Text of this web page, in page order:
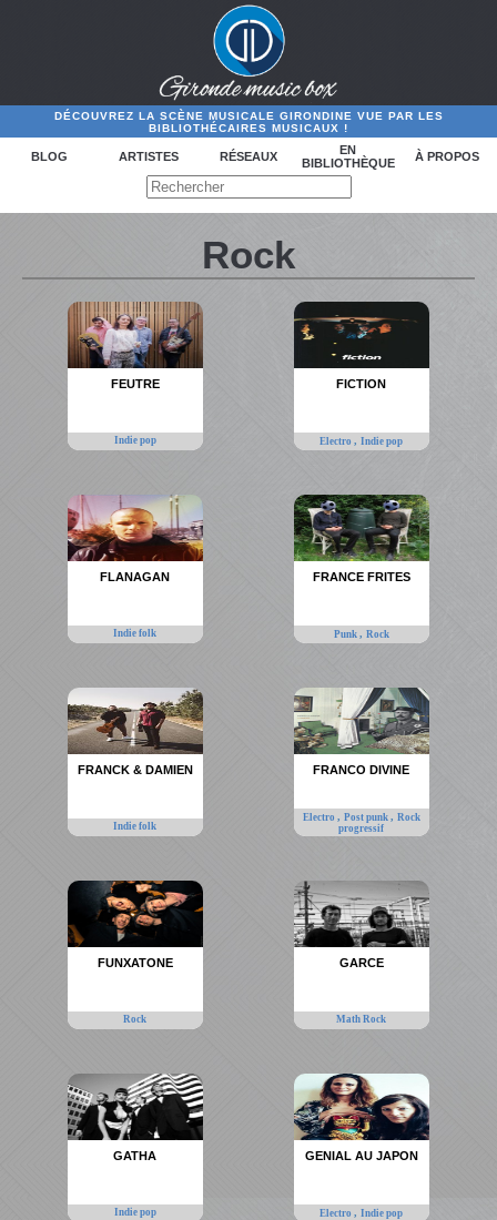
DÉCOUVREZ LA SCÈNE MUSICALE GIRONDINE VUE PAR LES
BIBLIOTHÉCAIRES MUSICAUX !
BLOG ARTISTES RÉSEAUX
EN
BIBLIOTHÈQUE
À PROPOS
Rock
FEUTRE
Indie pop
FICTION
Electro,Indie pop
FLANAGAN
Indie folk
FRANCE FRITES
Punk , Rock
FRANCK & DAMIEN
Indie folk
FRANCO DIVINE
Electro , Post punk , Rock
progressif
FUNXATONE
Rock
GARCE
Math Rock
GATHA
Indie pop
GENIAL AU JAPON
Electro,Indie pop